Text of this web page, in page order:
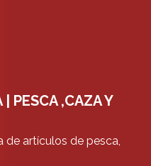
PESCA ,CAZA Y
de artículos de pesca,